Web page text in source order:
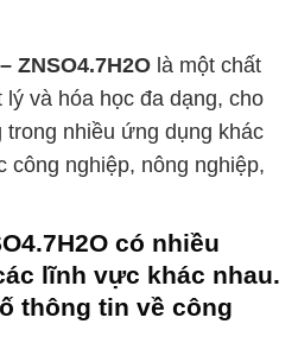
ZNSO4.7H2O là một chất
và hóa học đa dạng, cho
nhiều ứng dụng khác
công nghiệp, nông nghiệp,
có nhiều
lĩnh vực khác nhau.
thông tin về công